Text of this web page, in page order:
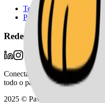
Termos de uso
Privacidade
Redes sociais / novidades
Conectamos milhares de tutores
todo o país, facilitando a busca
2025 © Pawkeepr Sistema